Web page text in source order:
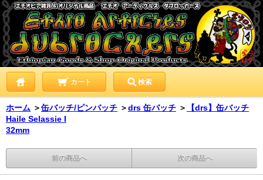
カート 検索
ホーム ＞缶バッチ/ピンバッチ ＞drs 缶バッチ ＞
【drs】缶バッチ
Haile Selassie I
32mm
前の商品へ 次の商品へ